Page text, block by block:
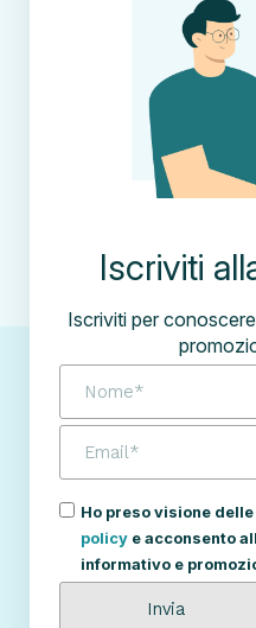
Iscriviti
Iscriviti per
Ho preso visione
policy e acconsento
informativo e